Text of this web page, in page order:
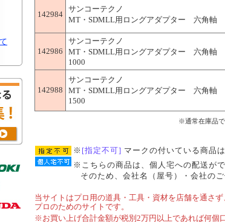
142984
サンコーテクノ
MT・SDMLL用ロングアダプター 六角軸
142986
サンコーテクノ
MT・SDMLL用ロングアダプター 六角軸
1000
142988
サンコーテクノ
MT・SDMLL用ロングアダプター 六角軸
1500
※通常在庫品で
※ [指定不可] マークの付いている商品
※こちらの商品は、個人宅への配送がで
そのため、会社名（屋号）・会社の
当サイトはプロ用の道具・工具・資材を店舗を通さ
プロのためのサイトです。
※お買い上げ合計金額が税別2万円以上であれば何個